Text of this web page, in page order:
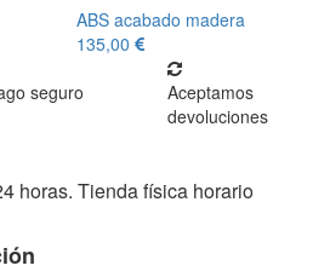
ABS acabado madera
135,00
seguro
Aceptamos
devoluciones
horas. Tienda física horario